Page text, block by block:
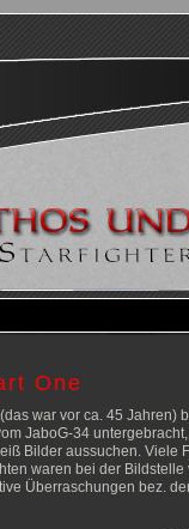
One
war vor ca. 45
JaboG-34
Bilder aussuchen. Viele
waren bei der
Überraschungen bez.